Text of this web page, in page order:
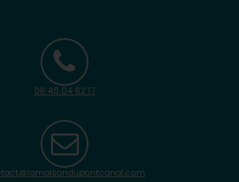
06 45 04 62 17